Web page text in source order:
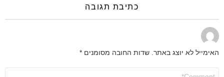
כתיבת תגובה
האימייל לא יוצג באתר. שדות החובה מסומנים *